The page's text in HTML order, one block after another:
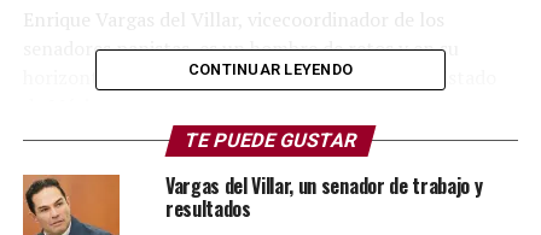
Enrique Vargas del Villar, vicecoordinador de los
senadores panistas, es un hombre de retos y en su
horizonte tiene dos destinos: Huixquilucan y el Estado
Vargas del Villar ratifica sus intenciones de volver a
gobernar Huixquilucan en el 2027, para dar continuidad
al proyecto que comenzó Acción Nacional en este
CONTINUAR LEYENDO
TE PUEDE GUSTAR
Vargas del Villar, un senador de trabajo y
resultados